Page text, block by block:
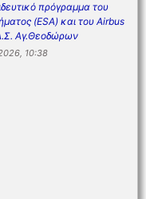
πρόγραμμα του
(ESA) και του Airbus
Αγ.Θεοδώρων
2026, 10:38